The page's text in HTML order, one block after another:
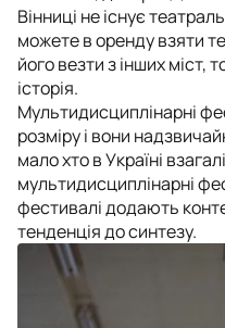
Вінниці не існує
можете в оренду взяти
його везти з інших міст,
історія.
Мультидисциплінарні
розміру і вони
мало хто в Україні
мультидисциплінарні
фестивалі додають
тенденція до синтезу.